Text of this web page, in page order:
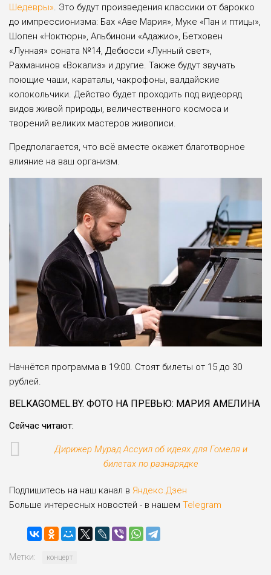
Шедевры». Это будут произведения классики от барокко
до импрессионизма: Бах «Аве Мария», Муке «Пан и птицы»,
Шопен «Ноктюрн», Альбинони «Адажио», Бетховен
«Лунная» соната №14, Дебюсси «Лунный свет»,
Рахманинов «Вокализ» и другие. Также будут звучать
поющие чаши, караталы, чакрофоны, валдайские
колокольчики. Действо будет проходить под видеоряд
видов живой природы, величественного космоса и
творений великих мастеров живописи.
Предполагается, что всё вместе окажет благотворное
влияние на ваш организм.
Начнётся программа в 19:00. Стоят билеты от 15 до 30
рублей.
BELKAGOMEL.BY. ФОТО НА ПРЕВЬЮ: МАРИЯ АМЕЛИНА
Сейчас читают:
Дирижер Мурад Ассуил об идеях для Гомеля и
билетах по разнарядке
Подпишитесь на наш канал в Яндекс.Дзен
Больше интересных новостей - в нашем Telegram
Метки: концерт